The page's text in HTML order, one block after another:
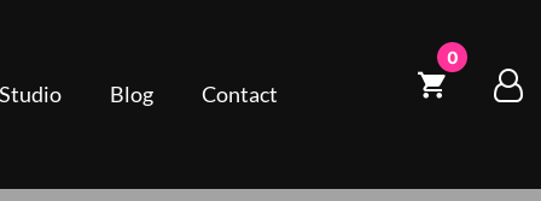
Blog Contact
0